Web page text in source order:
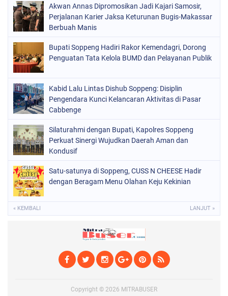
ORGANISASI
PERISTIWA
(226)
POLRI
SOPPENG
SULSEL
Akwan Annas Dipromosikan Jadi Kajari Samosir,
Perjalanan Karier Jaksa Keturunan Bugis-Makassar
Berbuah Manis
Bupati Soppeng Hadiri Rakor Kemendagri, Dorong
Penguatan Tata Kelola BUMD dan Pelayanan Publik
Kabid Lalu Lintas Dishub Soppeng: Disiplin
Pengendara Kunci Kelancaran Aktivitas di Pasar
Cabbenge
Silaturahmi dengan Bupati, Kapolres Soppeng
Perkuat Sinergi Wujudkan Daerah Aman dan
Kondusif
Satu-satunya di Soppeng, CUSS N CHEESE Hadir
dengan Beragam Menu Olahan Keju Kekinian
« KEMBALI LANJUT »
Copyright © 2026 MITRABUSER